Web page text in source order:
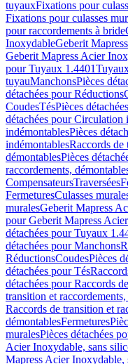
tuyauxFixations pour
Fixations pour culasses
pour raccordements à bride
InoxydableGeberit
Geberit Mapress Acier
pour Tuyaux 1.4401
tuyauManchonsPièces
détachées pour Réductions
CoudesTésPièces
détachées pour Circulation
indémontablesPièces
indémontablesRaccords de
démontablesPièces
raccordements,
CompensateursTraversées
FermeturesCulasses
muralesGeberit Mapress
pour Geberit Mapress
détachées pour Tuyaux
détachées pour Manchons
RéductionsCoudesPièces
détachées pour Tés
détachées pour Raccords
transition et
Raccords de transition et
démontablesFermetures
muralesPièces détachées
Acier Inoxydable, sans
Mapress Acier Inoxydable,